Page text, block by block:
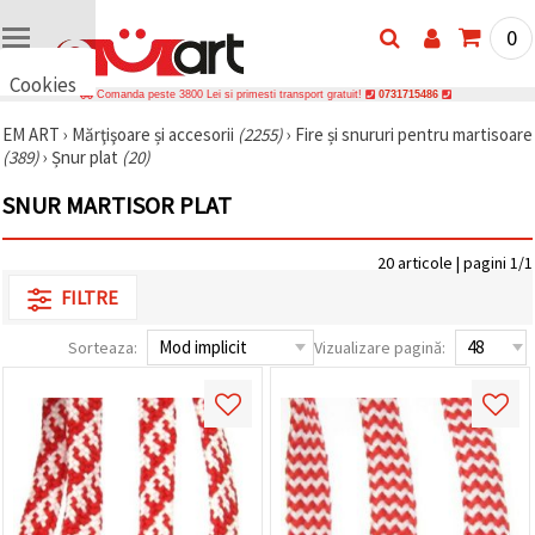
Cookies
vrem să vă
oferim
cookie -uri.
Cu toate
care le
cunoașteți,
veți avea
experiență
amintindu-
vă de
preferințele
și re-
0
Comanda peste 3800 Lei si primesti transport gratuit! 0731715486
EM ART › Mărţişoare și accesorii (2255)› Fire și snururi pentru martisoare
(389)› Șnur plat (20)
SNUR MARTISOR PLAT
20 articole | pagini 1/1
FILTRE
Sorteaza: Vizualizare pagină: